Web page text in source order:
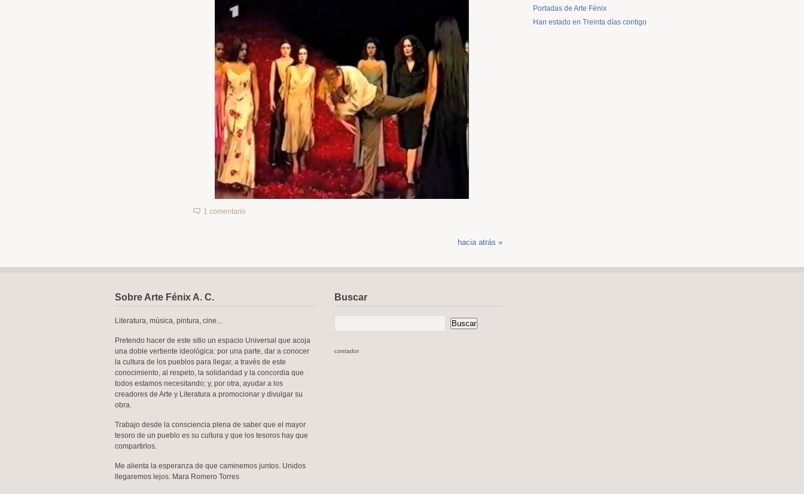
1 comentario
hacia atrás »
Portadas de Arte Fénix
Han estado en Treinta días contigo
Sobre Arte Fénix A. C.
Literatura, música, pintura, cine...
Pretendo hacer de este sitio un espacio Universal que acoja
una doble vertiente ideológica: por una parte, dar a conocer
la cultura de los pueblos para llegar, a través de este
conocimiento, al respeto, la solidaridad y la concordia que
todos estamos necesitando; y, por otra, ayudar a los
creadores de Arte y Literatura a promocionar y divulgar su
obra.
Trabajo desde la consciencia plena de saber que el mayor
tesoro de un pueblo es su cultura y que los tesoros hay que
compartirlos.
Me alienta la esperanza de que caminemos juntos. Unidos
llegaremos lejos. Mara Romero Torres
Buscar
contador